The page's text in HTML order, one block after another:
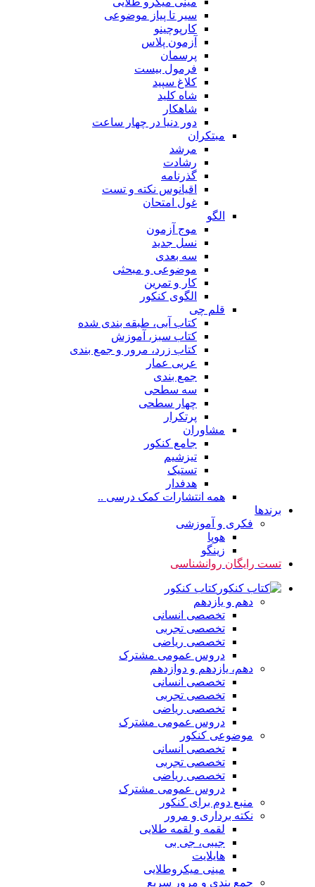
سیر تا پیاز موضوعی
کارپوچینو
آزمون پلاس
پرسمان
فرمول بیست
کلاغ سپید
شاه کلید
شاهکار
دور دنیا در چهار ساعت
مبتکران
مرشد
رشادت
گذرنامه
اقیانوس نکته و تست
غول امتحان
الگو
موج آزمون
نسل جدید
سه بعدی
موضوعی و مبحثی
کار و تمرین
الگوی کنکور
قلم چی
کتاب آبی، طبقه بندی شده
کتاب سبز، آموزش
کتاب زرد، مرور و جمع بندی
عربی عمار
جمع بندی
سه سطحی
چهار سطحی
پرتکرار
مشاوران
جامع کنکور
تیزشیم
تستیک
هدفدار
همه انتشارات کمک درسی ..
برندها
فکری و آموزشی
هوپا
زینگو
تست رایگان روانشناسی
کتاب کنکور
دهم و یازدهم
تخصصی انسانی
تخصصی تجربی
تخصصی ریاضی
دروس عمومی مشترک
دهم، یازدهم و دوازدهم
تخصصی انسانی
تخصصی تجربی
تخصصی ریاضی
دروس عمومی مشترک
موضوعی کنکور
تخصصی انسانی
تخصصی تجربی
تخصصی ریاضی
دروس عمومی مشترک
منبع دوم برای کنکور
نکته برداری و مرور
لقمه و لقمه طلایی
جیبی، جی بی
هایلایت
مینی میکروطلایی
جمع بندی و مرور سریع